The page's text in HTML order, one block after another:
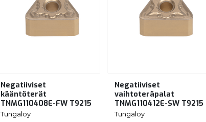
Negatiiviset
kääntöterät
TNMG110408E-FW T9215
Tungaloy
Negatiiviset
vaihtoteräpalat
TNMG110412E-SW T9215
Tungaloy